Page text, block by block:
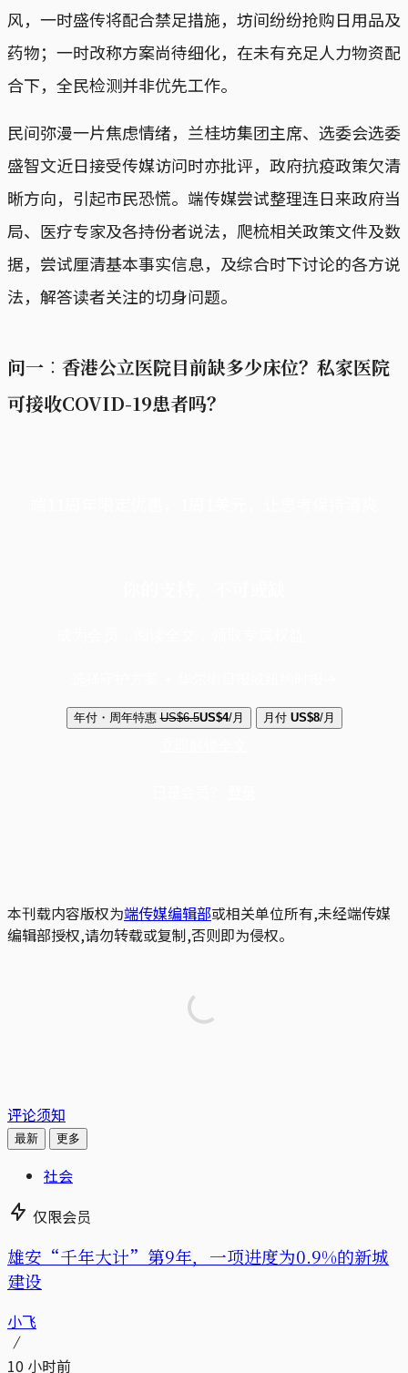
风，一时盛传将配合禁足措施，坊间纷纷抢购日用品及
药物；一时改称方案尚待细化，在未有充足人力物资配
合下，全民检测并非优先工作。
民间弥漫一片焦虑情绪，兰桂坊集团主席、选委会选委
盛智文近日接受传媒访问时亦批评，政府抗疫政策欠清
晰方向，引起市民恐慌。端传媒尝试整理连日来政府当
局、医疗专家及各持份者说法，爬梳相关政策文件及数
据，尝试厘清基本事实信息，及综合时下讨论的各方说
法，解答读者关注的切身问题。
问一︰香港公立医院目前缺多少床位？私家医院
可接收COVID-19患者吗？
年付・周年特惠 US$6.5US$4/月 月付 US$8/月
本刊载内容版权为端传媒编辑部或相关单位所有,未经端传媒
编辑部授权,请勿转载或复制,否则即为侵权。
评论须知
最新 更多
社会
仅限会员
雄安“千年大计”第9年，一项进度为0.9%的新城
建设
小飞
10 小时前